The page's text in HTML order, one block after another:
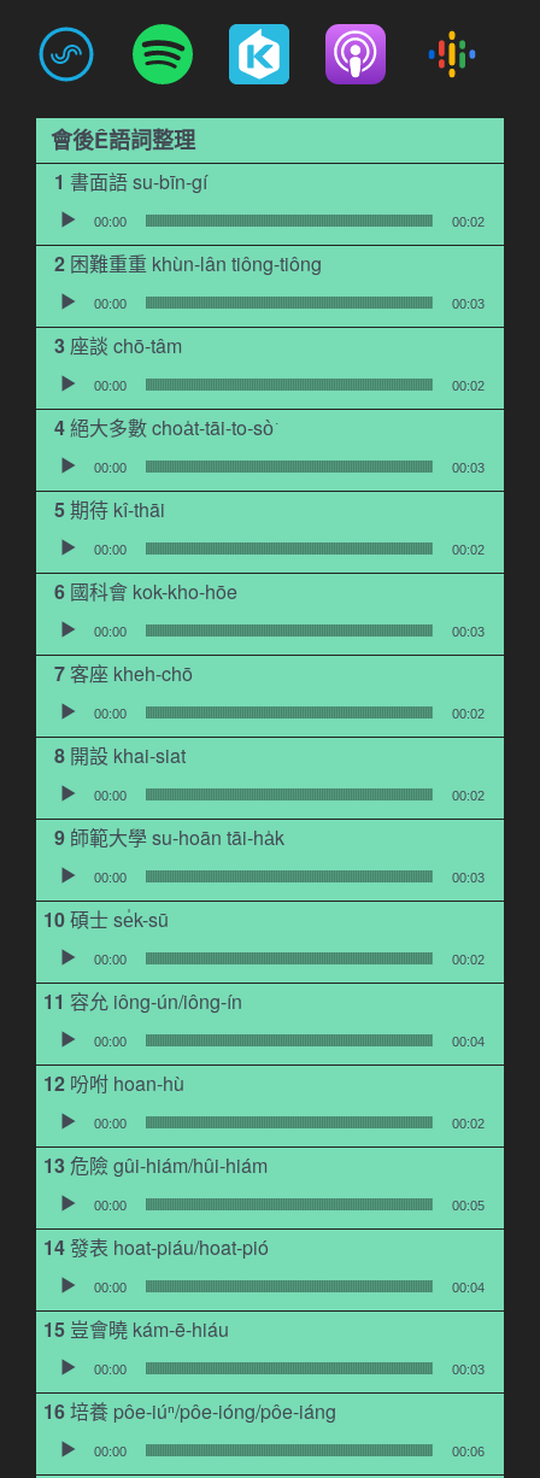
會後Ê語詞整理
書面語 su-bīn-gí
音訊播放器
00:00 00:02
困難重重 khùn-lân tiông-tiông
音訊播放器
00:00 00:03
座談 chō-tâm
音訊播放器
00:00 00:02
絕大多數 choa̍t-tāi-to-sò͘
音訊播放器
00:00 00:03
期待 kî-thāi
音訊播放器
00:00 00:02
國科會 kok-kho-hōe
音訊播放器
00:00 00:03
客座 kheh-chō
音訊播放器
00:00 00:02
開設 khai-siat
音訊播放器
00:00 00:02
師範大學 su-hoān tāi-ha̍k
音訊播放器
00:00 00:03
碩士 se̍k-sū
音訊播放器
00:00 00:02
容允 iông-ún/iông-ín
音訊播放器
00:00 00:04
吩咐 hoan-hù
音訊播放器
00:00 00:02
危險 gûi-hiám/hûi-hiám
音訊播放器
00:00 00:05
發表 hoat-piáu/hoat-pió
音訊播放器
00:00 00:04
豈會曉 kám-ē-hiáu
音訊播放器
00:00 00:03
培養 pôe-iúⁿ/pôe-ióng/pôe-iáng
音訊播放器
00:00 00:06